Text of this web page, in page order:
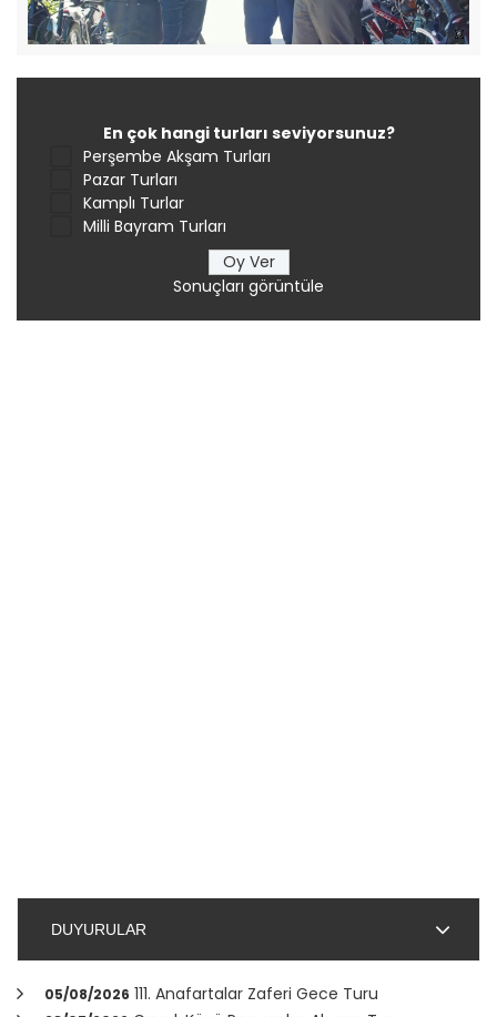
En çok hangi turları seviyorsunuz?
Perşembe Akşam Turları
Pazar Turları
Kamplı Turlar
Milli Bayram Turları
Sonuçları görüntüle
DUYURULAR
05/08/2026 111. Anafartalar Zaferi Gece Turu